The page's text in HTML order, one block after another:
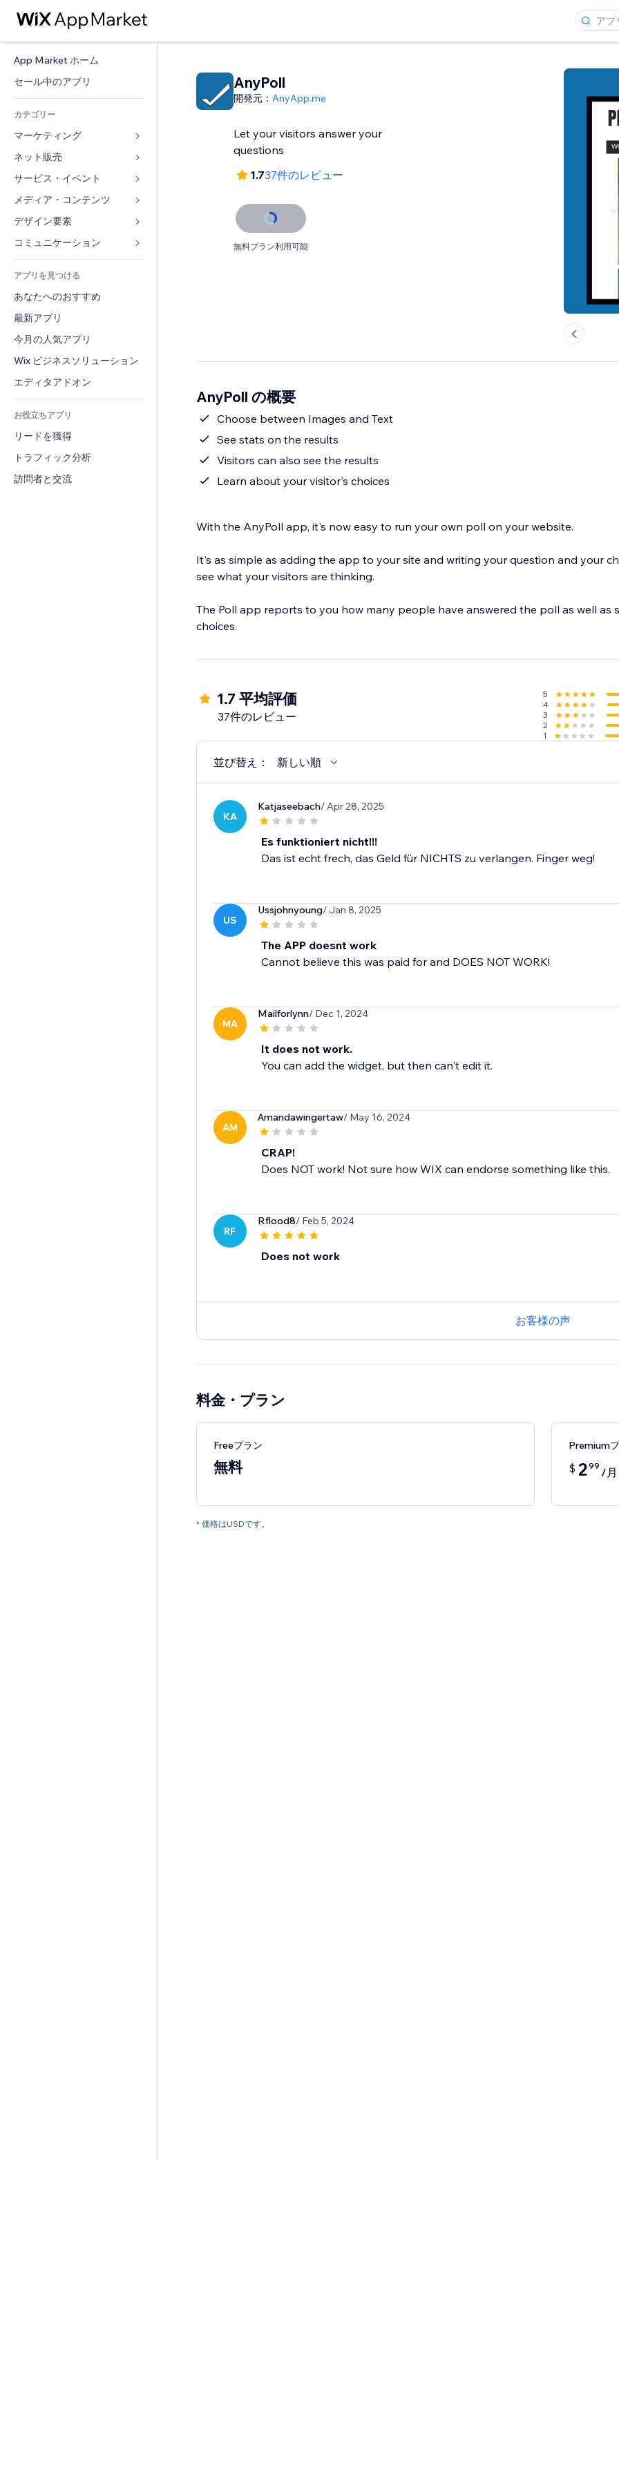
App Market ホーム
セール中のアプリ
カテゴリー
マーケティング
広告
モバイル
アクセス解析
リスティング広告
メール
コンバージョン
ネット販売
ストア用アプリ
発送・配達
販売ボタン
会計
クーポン・特典
倉庫管理ソリューション
ドロップシッピング
食品・飲料
サービス・イベント
ホテル
イベント
レストラン
不動産
ブッキング
メディア・コンテンツ
ギャラリー
音楽
ポッドキャスト
写真
動画
PDF
ファイル共有
ニュース
デザイン要素
マップ・ナビ
プライバシー・セキュリティ
時計
ページテンプレート
画像効果
ボタン・メニュー
バナー・バッジ
電卓
検索
天気
チャート・テーブル
フォーム
ブログ
投票
チャット
コメント
電話
コミュニティィ
レビュー・お客さまの声
CRM
アプリを見つける
あなたへのおすすめ
最新アプリ
今月の人気アプリ
Wix ビジネスソリューション
エディタアドオン
お役立ちアプリ
リードを獲得
トラフィック分析
訪問者と交流
AnyPoll
開発元： AnyApp.me
Let your visitors answer your
questions
1.737件のレビュー
無料プラン利用可能
AnyPoll の概要
Choose between Images and Text
See stats on the results
Visitors can also see the results
Learn about your visitor's choices
With the AnyPoll app, it's now easy to run your own poll on your website.
It's as simple as adding the app to your site and writing your question and your
see what your visitors are thinking.
The Poll app reports to you how many people have answered the poll as well as
choices.
1.7 平均評価
37件のレビュー
5
4
3
2
1
並び替え： 新しい順
KA
Katjaseebach/ Apr 28, 2025
Es funktioniert nicht!!!
Das ist echt frech, das Geld für NICHTS zu verlangen. Finger weg!
US
Ussjohnyoung/ Jan 8, 2025
The APP doesnt work
Cannot believe this was paid for and DOES NOT WORK!
MA
Mailforlynn/ Dec 1, 2024
It does not work.
You can add the widget, but then can't edit it.
AM
Amandawingertaw/ May 16, 2024
CRAP!
Does NOT work! Not sure how WIX can endorse something like this.
RF
Rflood8/ Feb 5, 2024
Does not work
お客様の声
料金・プラン
Freeプラン
無料
Premium
$ 299 /月
* 価格はUSDです。